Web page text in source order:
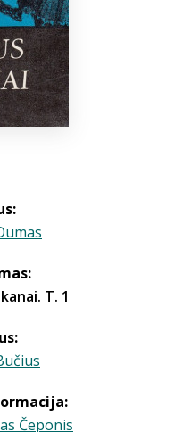
T. 1
Čeponis